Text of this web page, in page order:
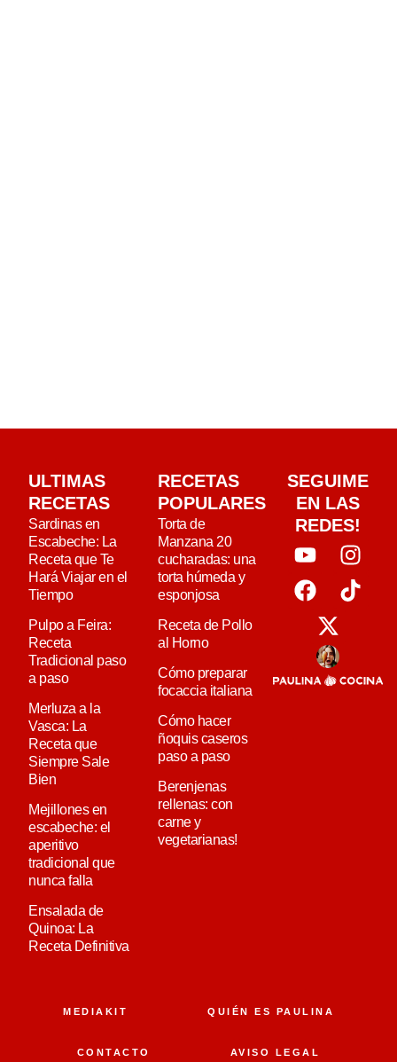
ULTIMAS
RECETAS
Sardinas en
Escabeche: La
Receta que Te
Hará Viajar en el
Tiempo
Pulpo a Feira:
Receta
Tradicional paso
a paso
Merluza a la
Vasca: La
Receta que
Siempre Sale
Bien
Mejillones en
escabeche: el
aperitivo
tradicional que
nunca falla
Ensalada de
Quinoa: La
Receta Definitiva
RECETAS
POPULARES
Torta de
Manzana 20
cucharadas: una
torta húmeda y
esponjosa
Receta de Pollo
al Horno
Cómo preparar
focaccia italiana
Cómo hacer
ñoquis caseros
paso a paso
Berenjenas
rellenas: con
carne y
vegetarianas!
SEGUIME
EN LAS
REDES!
MEDIAKIT QUIÉN ES PAULINA
CONTACTO AVISO LEGAL